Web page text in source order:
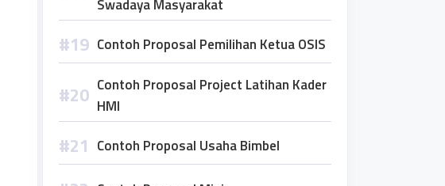
Swadaya Masyarakat
Contoh Proposal Pemilihan Ketua OSIS
Contoh Proposal Project Latihan Kader
HMI
Contoh Proposal Usaha Bimbel